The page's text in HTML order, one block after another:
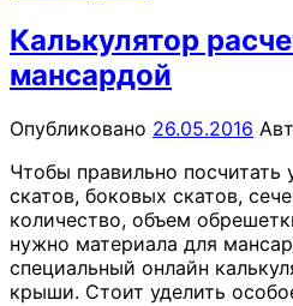
Калькулятор
мансардой
Опубликовано 26.05.2016
Чтобы правильно посчитать
скатов, боковых скатов,
количество, объем
нужно материала для
специальный онлайн
крыши. Стоит уделить